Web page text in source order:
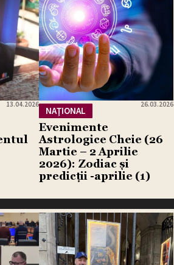
13.04.2026
NAŢIONAL
26.03.2026
Evenimente
Astrologice Cheie (26
Martie – 2 Aprilie
2026): Zodiac și
predicții -aprilie (1)